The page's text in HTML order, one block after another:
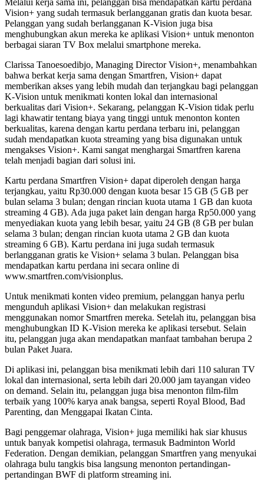
Vision+ yang sudah termasuk berlangganan gratis dan kuota besar.
Pelanggan yang sudah berlangganan K-Vision juga bisa
menghubungkan akun mereka ke aplikasi Vision+ untuk menonton
berbagai siaran TV Box melalui smartphone mereka.
Clarissa Tanoesoedibjo, Managing Director Vision+, menambahkan
bahwa berkat kerja sama dengan Smartfren, Vision+ dapat
memberikan akses yang lebih mudah dan terjangkau bagi pelanggan
K-Vision untuk menikmati konten lokal dan internasional
berkualitas dari Vision+. Sekarang, pelanggan K-Vision tidak perlu
lagi khawatir tentang biaya yang tinggi untuk menonton konten
berkualitas, karena dengan kartu perdana terbaru ini, pelanggan
sudah mendapatkan kuota streaming yang bisa digunakan untuk
mengakses Vision+. Kami sangat menghargai Smartfren karena
telah menjadi bagian dari solusi ini.
Kartu perdana Smartfren Vision+ dapat diperoleh dengan harga
terjangkau, yaitu Rp30.000 dengan kuota besar 15 GB (5 GB per
bulan selama 3 bulan; dengan rincian kuota utama 1 GB dan kuota
streaming 4 GB). Ada juga paket lain dengan harga Rp50.000 yang
menyediakan kuota yang lebih besar, yaitu 24 GB (8 GB per bulan
selama 3 bulan; dengan rincian kuota utama 2 GB dan kuota
streaming 6 GB). Kartu perdana ini juga sudah termasuk
berlangganan gratis ke Vision+ selama 3 bulan. Pelanggan bisa
mendapatkan kartu perdana ini secara online di
www.smartfren.com/visionplus.
Untuk menikmati konten video premium, pelanggan hanya perlu
mengunduh aplikasi Vision+ dan melakukan registrasi
menggunakan nomor Smartfren mereka. Setelah itu, pelanggan bisa
menghubungkan ID K-Vision mereka ke aplikasi tersebut. Selain
itu, pelanggan juga akan mendapatkan manfaat tambahan berupa 2
bulan Paket Juara.
Di aplikasi ini, pelanggan bisa menikmati lebih dari 110 saluran TV
lokal dan internasional, serta lebih dari 20.000 jam tayangan video
on demand. Selain itu, pelanggan juga bisa menonton film-film
terbaik yang 100% karya anak bangsa, seperti Royal Blood, Bad
Parenting, dan Menggapai Ikatan Cinta.
Bagi penggemar olahraga, Vision+ juga memiliki hak siar khusus
untuk banyak kompetisi olahraga, termasuk Badminton World
Federation. Dengan demikian, pelanggan Smartfren yang menyukai
olahraga bulu tangkis bisa langsung menonton pertandingan-
pertandingan BWF di platform streaming ini.